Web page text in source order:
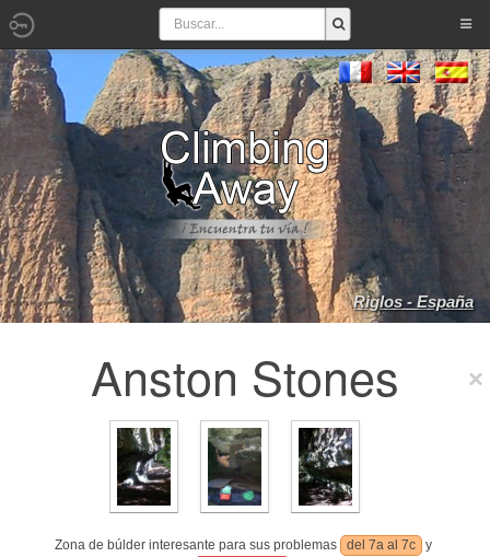
Riglos - España
Anston Stones
Zona de búlder interesante para sus problemas del 7a al 7c
y